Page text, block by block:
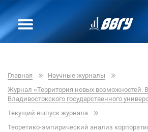
Главная
Научные журналы
Журнал «Территория новых возможностей.
Владивостокского государственного
Текущий выпуск журнала
Теоретико-эмпирический анализ